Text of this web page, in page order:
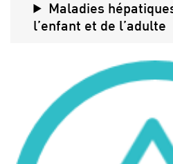
Maladies
l’enfant et de l’adulte